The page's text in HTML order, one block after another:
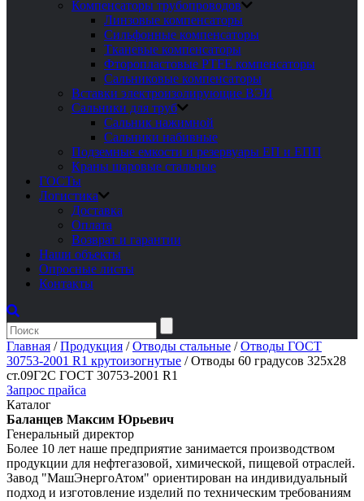
Компенсаторы трубопроводов
Линзовые компенсаторы
Сильфонные компенсаторы
Тканевые компенсаторы
Фторопластовые PTFE компенсаторы
Сальниковые компенсаторы
Вставки электроизолирующие ВЭИ
Сальники для труб
Сальник нажимной
Сальники набивные
Подземные емкости и резервуары ЕП и ЕПП
Краны шаровые стальные
ГОСТы
Логистика
Доставка
Оплата
Возврат и гарантии
Наши объекты
Опросные листы
Контакты
Главная /Продукция /Отводы стальные /Отводы ГОСТ
30753-2001 R1 крутоизогнутые /Отводы 60 градусов 325х28
ст.09Г2С ГОСТ 30753-2001 R1
Запрос прайса
Каталог
Баланцев Максим Юрьевич
Генеральный директор
Более 10 лет наше предприятие занимается производством
продукции для нефтегазовой, химической, пищевой отраслей.
Завод "МашЭнергоАтом" ориентирован на индивидуальный
подход и изготовление изделий по техническим требованиям